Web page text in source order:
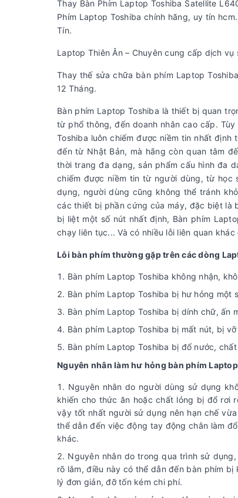
Thay Bàn Phím Laptop Toshiba Satellite
Phím Laptop Toshiba chính hãng, uy tín
Tín.
Laptop Thiên Ân – Chuyên cung cấp dịch
Thay thế sửa chữa bàn phím Laptop
12 Tháng.
Bàn phím Laptop Toshiba là thiết bị quan
từ phổ thông, đến doanh nhân cao cấp.
Toshiba luôn chiếm được niềm tin nhất
đến từ Nhật Bản, mà hãng còn quan tâm
thời trang đa dạng, sản phẩm cấu hình đa
chiếm được niềm tin từ người dùng, từ học
dụng, người dùng cũng không thể tránh
các thiết bị phần cứng của máy, đặc biệt là
bị liệt một số nút nhất định, Bàn phím
chạy liên tục... Và có nhiều lỗi liên quan khác
Lỗi bàn phím thường gặp trên các dòng
Bàn phím Laptop Toshiba không nhận,
Bàn phím Laptop Toshiba bị hư hỏng
Bàn phím Laptop Toshiba bị dính chữ, ấn
Bàn phím Laptop Toshiba bị mất nút, bị
Bàn phím Laptop Toshiba bị đổ nước,
Nguyên nhân làm hư hỏng bàn phím
Nguyên nhân do người dùng sử dụng
khiến cho thức ăn hoặc chất lỏng bị đổ rơi
vậy tốt nhất người sử dụng nên hạn chế
thể dẫn đến việc động tay động chân làm
khác.
Nguyên nhân do trong qua trình sử
rõ lắm, điều này có thể dẫn đến bàn phím
lý đơn giản, đỡ tốn kém chi phí.